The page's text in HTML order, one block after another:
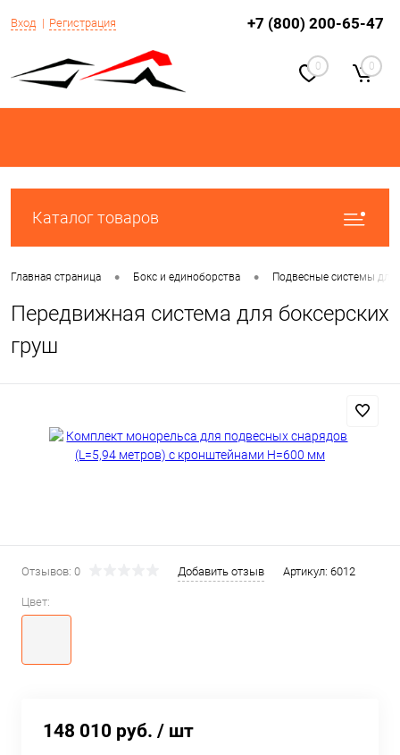
Вход Регистрация +7 (800) 200-65-47
0 0
Каталог товаров
Главная страница • Бокс и единоборства • Подвесные системы для
Передвижная система для боксерских
груш
Отзывов: 0 Добавить отзыв Артикул: 6012
Цвет:
148 010 руб. / шт